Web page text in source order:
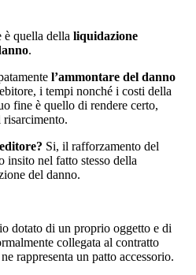
è quella della liquidazione
.
l’ammontare del danno
i tempi nonché i costi della
fine è quello di rendere certo,
Si, il rafforzamento del
nel fatto stesso della
del danno.
dotato di un proprio oggetto e di
collegata al contratto
rappresenta un patto accessorio.